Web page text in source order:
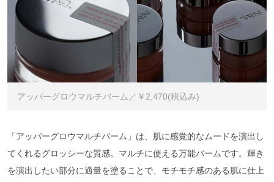
アッパーグロウマルチバーム／￥2,470(税込み)
「アッパーグロウマルチバーム」は、肌に感覚的なムードを演出し
てくれるグロッシーな質感。マルチに使える万能バームです。輝き
を演出したい部分に適量を塗ることで、モチモチ感のある肌に仕上